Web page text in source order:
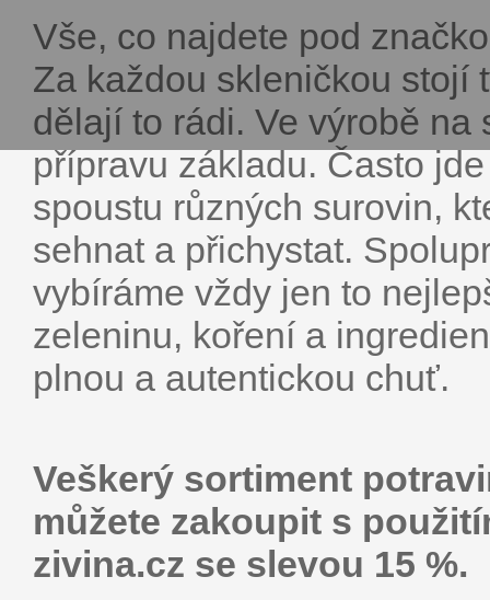
Vše, co najdete pod
Za každou skleničkou stojí
dělají to rádi. Ve výrobě
přípravu základu. Často
spoustu různých surovin,
sehnat a přichystat.
vybíráme vždy jen to
zeleninu, koření a
plnou a autentickou chuť.
Veškerý sortiment
můžete zakoupit s
zivina.cz se slevou 15 %.